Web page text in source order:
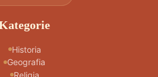
Historia
Geografia
Religia